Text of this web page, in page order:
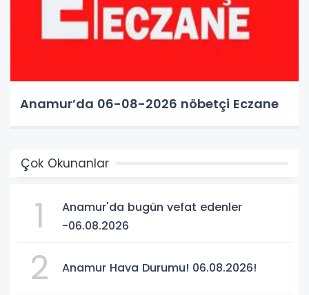
Anamur’da 06-08-2026 nöbetçi Eczane
Çok Okunanlar
1
Anamur'da bugün vefat edenler
-06.08.2026
2 Anamur Hava Durumu! 06.08.2026!